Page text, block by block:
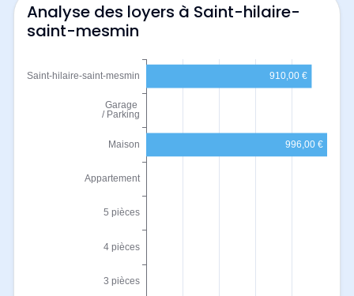
Analyse des loyers à Saint-hilaire-
saint-mesmin